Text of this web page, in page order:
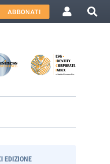
ABBONATI
EDIZIONE